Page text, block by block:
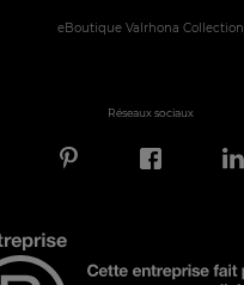
eBoutique Valrhona Collection
Réseaux sociaux